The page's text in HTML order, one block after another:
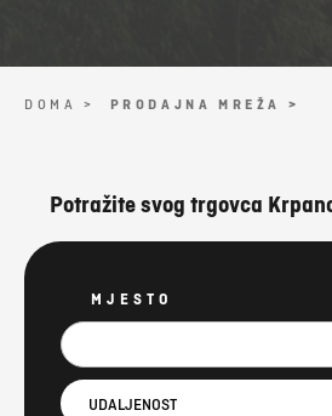
DOMA > PRODAJNA MREŽA >
Potražite svog trgovca
MJESTO
UDALJENOST